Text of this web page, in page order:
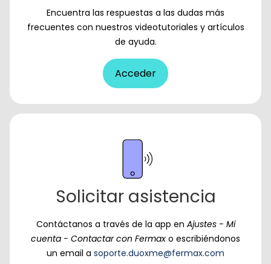
Encuentra las respuestas a las dudas más
frecuentes con nuestros videotutoriales y artículos
de ayuda.
Acceder
Solicitar asistencia
Contáctanos a través de la app en Ajustes - Mi
cuenta - Contactar con Fermax o escribiéndonos
un email a soporte.duoxme@fermax.com